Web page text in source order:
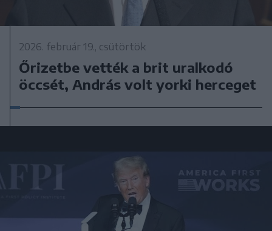
2026. február 19., csütörtök
Őrizetbe vették a brit uralkodó
öccsét, András volt yorki herceget